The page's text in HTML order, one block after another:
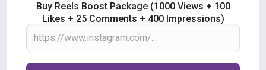
Buy Reels Boost Package (1000 Views + 100
Likes + 25 Comments + 400 Impressions)